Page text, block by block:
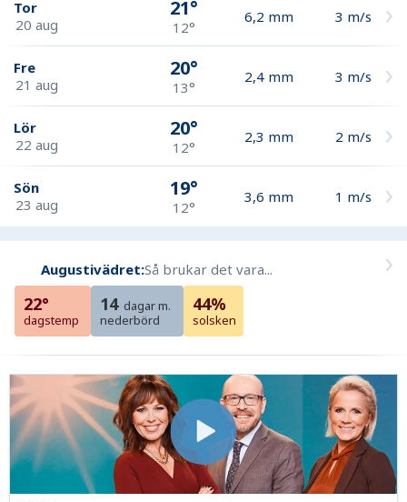
Tor
20 aug
21°
12°
6,2 mm 3 m/s
Fre
21 aug
20°
13°
2,4 mm 3 m/s
Lör
22 aug
20°
12°
2,3 mm 2 m/s
Sön
23 aug
19°
12°
3,6 mm 1 m/s
Augustivädret:Så brukar det vara...
22°
dagstemp
14 dagar m.
nederbörd
44%
solsken